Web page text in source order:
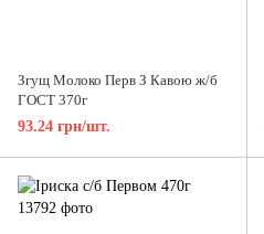
Згущ Молоко Перв З Кавою ж/б
ГОСТ 370г
93.24 грн/шт.